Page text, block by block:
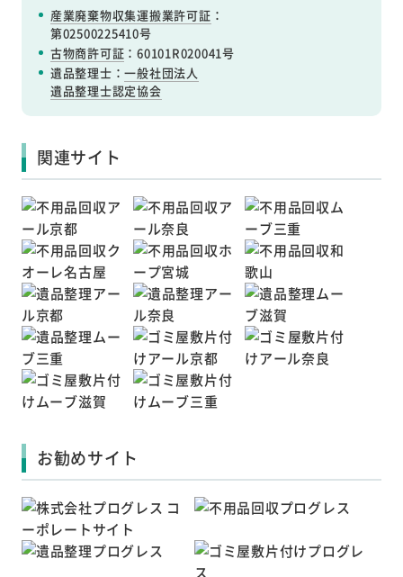
産業廃棄物収集運搬業許可証 ：
第02500225410号
古物商許可証 ：60101R020041号
遺品整理士：一般社団法人
遺品整理士認定協会
関連サイト
お勧めサイト